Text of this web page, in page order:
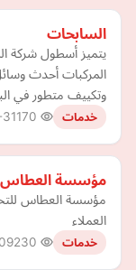
السابحات
يتميز أسطول شركة
المركبات أحدث
وتكييف متطور في
خدمات
مؤسسة العطاس
مؤسسة العطاس
العملاء
خدمات